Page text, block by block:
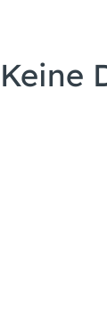
Keine